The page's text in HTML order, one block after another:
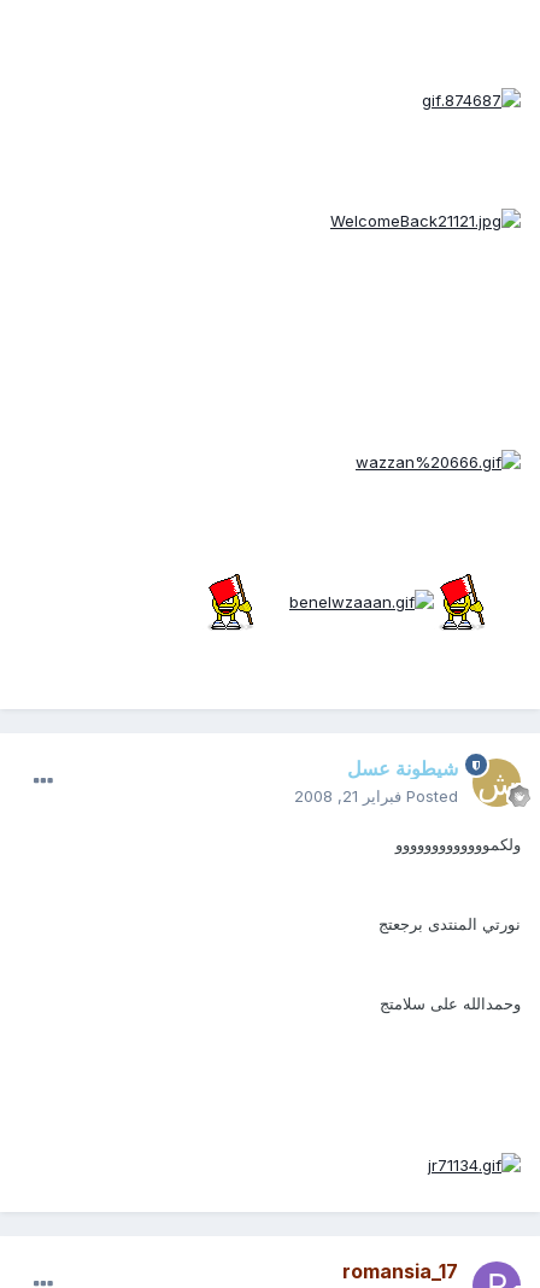
شيطونة عسل
Posted فبراير 21, 2008
ولكمووووووووووووو
نورتي المنتدى برجعتج
وحمدالله على سلامتج
romansia_17